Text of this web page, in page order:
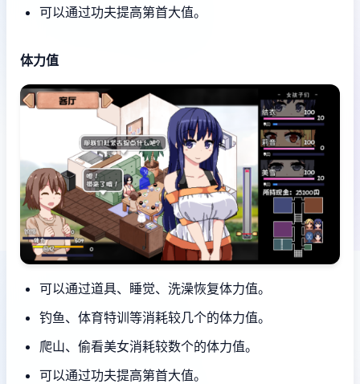
可以通过功夫提高第首大值。
体力值
可以通过道具、睡觉、洗澡恢复体力值。
钓鱼、体育特训等消耗较几个的体力值。
爬山、偷看美女消耗较数个的体力值。
可以通过功夫提高第首大值。